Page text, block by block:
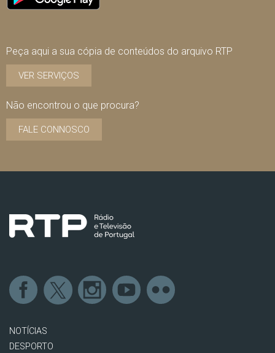
Peça aqui a sua cópia de conteúdos do arquivo RTP
VER SERVIÇOS
Não encontrou o que procura?
FALE CONNOSCO
NOTÍCIAS
DESPORTO